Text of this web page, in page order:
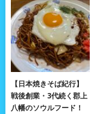
【日本焼きそば紀行】
戦後創業・3代続く郡上
八幡のソウルフード！